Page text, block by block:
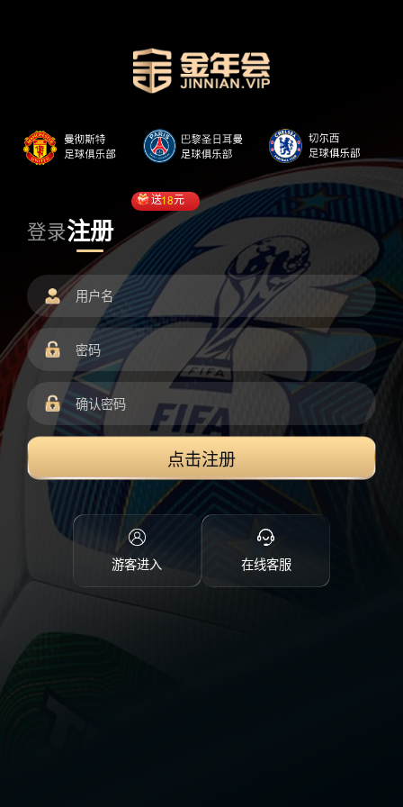
登录注册
送18元
点击注册
游客进入 在线客服